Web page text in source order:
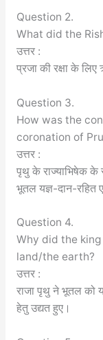
Question 2.
What did the
उत्तर :
प्रजा की रक्षा के लिए
Question 3.
How was the
coronation of
उत्तर :
पृथु के राज्याभिषेक
भूतल यज्ञ-दान-रहित
Question 4.
Why did the
land/the earth?
उत्तर :
राजा पृथु ने भूतल को
हेतु उद्यत हुए।